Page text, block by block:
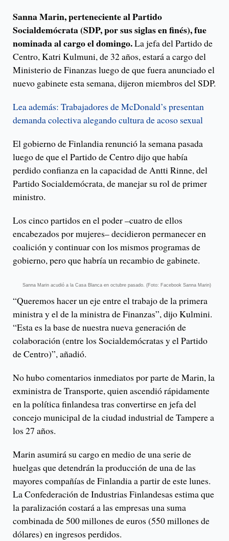
Sanna Marin, perteneciente al Partido
Socialdemócrata (SDP, por sus siglas en finés), fue
nominada al cargo el domingo.La jefa del Partido de
Centro, Katri Kulmuni, de 32 años, estará a cargo del
Ministerio de Finanzas luego de que fuera anunciado el
nuevo gabinete esta semana, dijeron miembros del SDP.
Lea además: Trabajadores de McDonald’s presentan
demanda colectiva alegando cultura de acoso sexual
El gobierno de Finlandia renunció la semana pasada
luego de que el Partido de Centro dijo que había
perdido confianza en la capacidad de Antti Rinne, del
Partido Socialdemócrata, de manejar su rol de primer
ministro.
Los cinco partidos en el poder –cuatro de ellos
encabezados por mujeres– decidieron permanecer en
coalición y continuar con los mismos programas de
gobierno, pero que habría un recambio de gabinete.
Sanna Marin acudió a la Casa Blanca en octubre pasado. (Foto: Facebook Sanna Marin)
“Queremos hacer un eje entre el trabajo de la primera
ministra y el de la ministra de Finanzas”, dijo Kulmini.
“Esta es la base de nuestra nueva generación de
colaboración (entre los Socialdemócratas y el Partido
de Centro)”, añadió.
No hubo comentarios inmediatos por parte de Marin, la
exministra de Transporte, quien ascendió rápidamente
en la política finlandesa tras convertirse en jefa del
concejo municipal de la ciudad industrial de Tampere a
los 27 años.
Marin asumirá su cargo en medio de una serie de
huelgas que detendrán la producción de una de las
mayores compañías de Finlandia a partir de este lunes.
La Confederación de Industrias Finlandesas estima que
la paralización costará a las empresas una suma
combinada de 500 millones de euros (550 millones de
dólares) en ingresos perdidos.